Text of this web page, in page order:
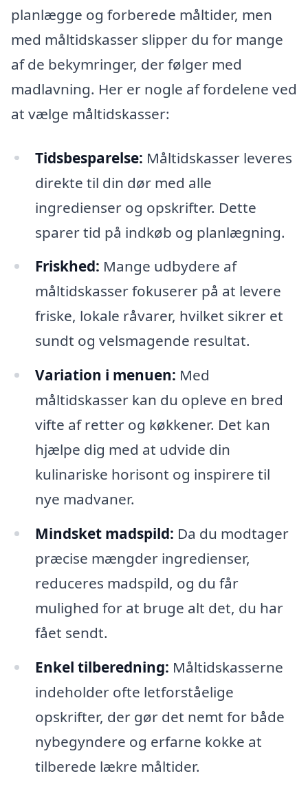
planlægge og forberede måltider, men
med måltidskasser slipper du for mange
af de bekymringer, der følger med
madlavning. Her er nogle af fordelene ved
at vælge måltidskasser:
Tidsbesparelse: Måltidskasser leveres
direkte til din dør med alle
ingredienser og opskrifter. Dette
sparer tid på indkøb og planlægning.
Friskhed: Mange udbydere af
måltidskasser fokuserer på at levere
friske, lokale råvarer, hvilket sikrer et
sundt og velsmagende resultat.
Variation i menuen: Med
måltidskasser kan du opleve en bred
vifte af retter og køkkener. Det kan
hjælpe dig med at udvide din
kulinariske horisont og inspirere til
nye madvaner.
Mindsket madspild: Da du modtager
præcise mængder ingredienser,
reduceres madspild, og du får
mulighed for at bruge alt det, du har
fået sendt.
Enkel tilberedning: Måltidskasserne
indeholder ofte letforståelige
opskrifter, der gør det nemt for både
nybegyndere og erfarne kokke at
tilberede lækre måltider.